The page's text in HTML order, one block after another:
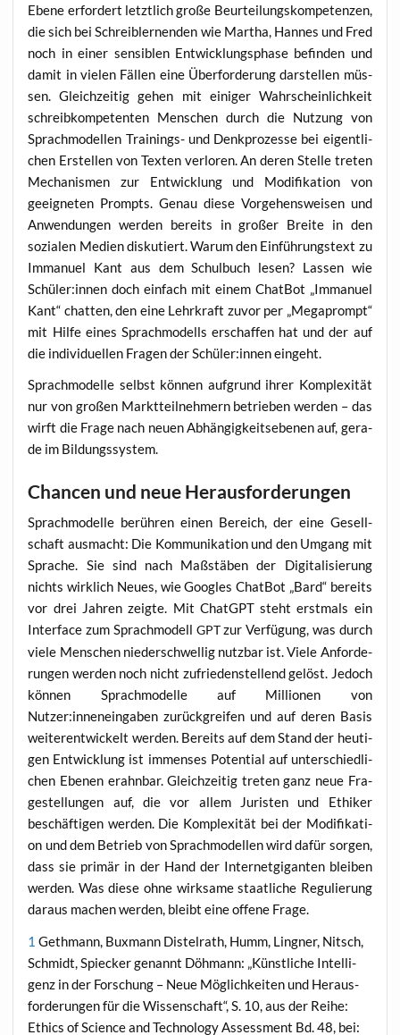
Ebe­ne erfor­dert letzt­lich gro­ße Beur­tei­lungs­kom­pe­ten­zen,
die sich bei Schreib­ler­nen­den wie Mar­tha, Han­nes und Fred
noch in einer sen­si­blen Ent­wick­lungs­pha­se befin­den und
damit in vie­len Fäl­len eine Über­for­de­rung dar­stel­len müs­
sen. Gleich­zei­tig gehen mit eini­ger Wahr­schein­lich­keit
schreib­kom­pe­ten­ten Men­schen durch die Nut­zung von
Sprach­mo­del­len Trai­nings- und Denk­pro­zes­se bei eigent­li­
chen Erstel­len von Tex­ten ver­lo­ren. An deren Stel­le tre­ten
Mecha­nis­men zur Ent­wick­lung und Modi­fi­ka­ti­on von
geeig­ne­ten Prompts. Genau die­se Vor­ge­hens­wei­sen und
Anwen­dun­gen wer­den bereits in gro­ßer Brei­te in den
sozia­len Medi­en dis­ku­tiert. War­um den Ein­füh­rungs­text zu
Imma­nu­el Kant aus dem Schul­buch lesen? Las­sen wie
Schüler:innen doch ein­fach mit einem Chat­Bot „Imma­nu­el
Kant“ chat­ten, den eine Lehr­kraft zuvor per „Mega­prompt“
mit Hil­fe eines Sprach­mo­dells erschaf­fen hat und der auf
die indi­vi­du­el­len Fra­gen der Schüler:innen eingeht.
Sprach­mo­del­le selbst kön­nen auf­grund ihrer Kom­ple­xi­tät
nur von gro­ßen Markt­teil­neh­mern betrie­ben wer­den – das
wirft die Fra­ge nach neu­en Abhän­gig­keits­ebe­nen auf, gera­
de im Bildungssystem.
Chancen und neue Herausforderungen
Sprach­mo­del­le berüh­ren einen Bereich, der eine Gesell­
schaft aus­macht: Die Kom­mu­ni­ka­ti­on und den Umgang mit
Spra­che. Sie sind nach Maß­stä­ben der Digi­ta­li­sie­rung
nichts wirk­lich Neu­es, wie Goo­gles Chat­Bot „Bard“ bereits
vor drei Jah­ren zeig­te. Mit ChatGPT steht erst­mals ein
Inter­face zum Sprach­mo­dell GPTzur Ver­fü­gung, was durch
vie­le Men­schen nie­der­schwel­lig nutz­bar ist. Vie­le Anfor­de­
run­gen wer­den noch nicht zufrie­den­stel­lend gelöst. Jedoch
kön­nen Sprach­mo­del­le auf Mil­lio­nen von
Nutzer:inneneingaben zurück­grei­fen und auf deren Basis
wei­ter­ent­wi­ckelt wer­den. Bereits auf dem Stand der heu­ti­
gen Ent­wick­lung ist immenses Poten­ti­al auf unter­schied­li­
chen Ebe­nen erahn­bar. Gleich­zei­tig tre­ten ganz neue Fra­
ge­stel­lun­gen auf, die vor allem Juris­ten und Ethi­ker
beschäf­ti­gen wer­den. Die Kom­ple­xi­tät bei der Modi­fi­ka­ti­
on und dem Betrieb von Sprach­mo­del­len wird dafür sor­gen,
dass sie pri­mär in der Hand der Inter­net­gi­gan­ten blei­ben
wer­den. Was die­se ohne wirk­sa­me staat­li­che Regu­lie­rung
dar­aus machen wer­den, bleibt eine offe­ne Frage.
1Geth­mann, Bux­mann Dis­tel­rath, Humm, Ling­ner, Nit­sch,
Schmidt, Spiecker genannt Döh­mann: „Künst­li­che Intel­li­
genz in der For­schung – Neue Mög­lich­kei­ten und Her­aus­
for­de­run­gen für die Wis­sen­schaft“, S. 10, aus der Rei­he:
Ethics of Sci­ence and Tech­no­lo­gy Assess­ment Bd. 48, bei: